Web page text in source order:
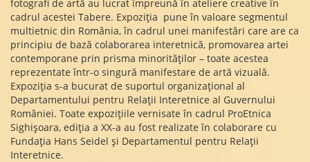
fotografi de artă au lucrat împreună în ateliere creative în
cadrul acestei Tabere. Expoziția pune în valoare segmentul
multietnic din România, în cadrul unei manifestări care are ca
principiu de bază colaborarea interetnică, promovarea artei
contemporane prin prisma minorităților – toate acestea
reprezentate într-o singură manifestare de artă vizuală.
Expoziția s-a bucurat de suportul organizațional al
Departamentului pentru Relații Interetnice al Guvernului
României. Toate expozițiile vernisate în cadrul ProEtnica
Sighișoara, ediția a XX-a au fost realizate în colaborare cu
Fundația Hans Seidel și Departamentul pentru Relații
Interetnice.